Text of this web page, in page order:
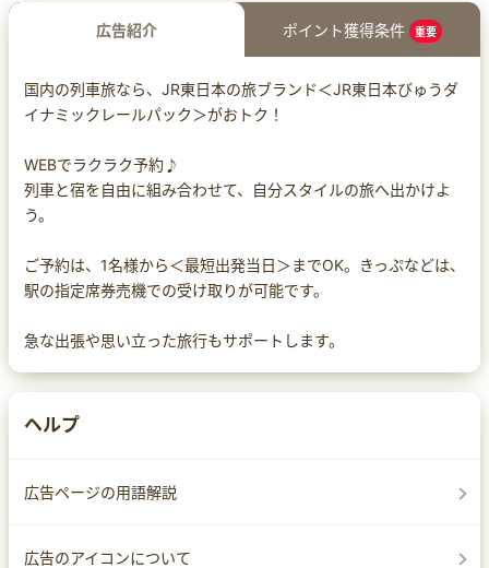
広告紹介 ポイント獲得条件 重要
国内の列車旅なら、JR東日本の旅ブランド＜JR東日本びゅうダ
イナミックレールパック＞がおトク！
WEBでラクラク予約♪
列車と宿を自由に組み合わせて、自分スタイルの旅へ出かけよ
う。
ご予約は、1名様から＜最短出発当日＞までOK。きっぷなどは、
駅の指定席券売機での受け取りが可能です。
急な出張や思い立った旅行もサポートします。
ヘルプ
広告ページの用語解説
広告のアイコンについて